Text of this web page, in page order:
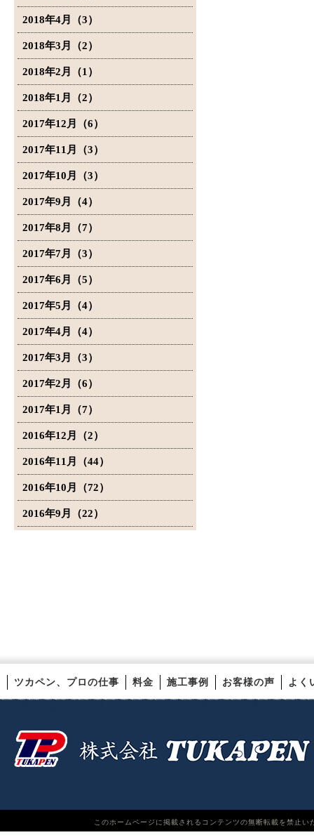
2018年4月（3）
2018年3月（2）
2018年2月（1）
2018年1月（2）
2017年12月（6）
2017年11月（3）
2017年10月（3）
2017年9月（4）
2017年8月（7）
2017年7月（3）
2017年6月（5）
2017年5月（4）
2017年4月（4）
2017年3月（3）
2017年2月（6）
2017年1月（7）
2016年12月（2）
2016年11月（44）
2016年10月（72）
2016年9月（22）
ツカペン、プロの仕事 料金 施工事例 お客様の声 よく
このホームページに掲載されるコンテンツの無断転載を禁